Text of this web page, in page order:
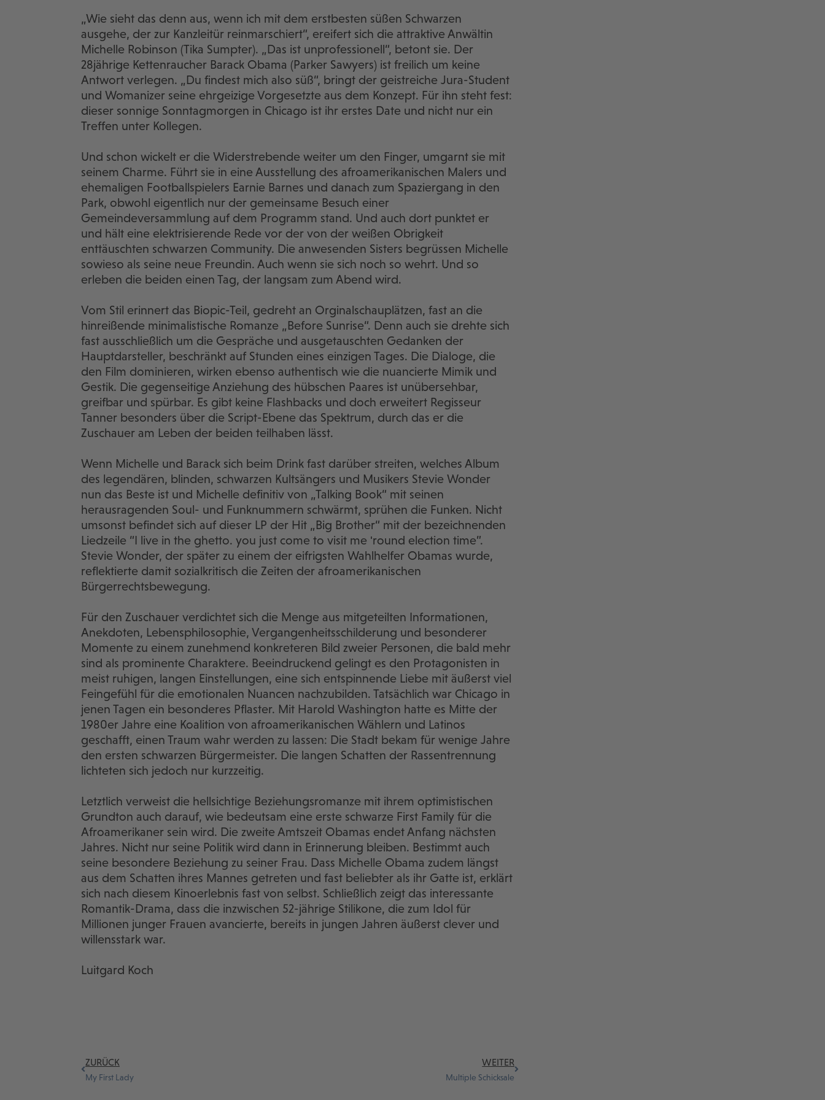
„Wie sieht das denn aus, wenn ich mit dem erstbesten süßen Schwarzen
ausgehe, der zur Kanzleitür reinmarschiert“, ereifert sich die attraktive Anwältin
Michelle Robinson (Tika Sumpter). „Das ist unprofessionell“, betont sie. Der
28jährige Kettenraucher Barack Obama (Parker Sawyers) ist freilich um keine
Antwort verlegen. „Du findest mich also süß“, bringt der geistreiche Jura-Student
und Womanizer seine ehrgeizige Vorgesetzte aus dem Konzept. Für ihn steht fest:
dieser sonnige Sonntagmorgen in Chicago ist ihr erstes Date und nicht nur ein
Treffen unter Kollegen.
Und schon wickelt er die Widerstrebende weiter um den Finger, umgarnt sie mit
seinem Charme. Führt sie in eine Ausstellung des afroamerikanischen Malers und
ehemaligen Footballspielers Earnie Barnes und danach zum Spaziergang in den
Park, obwohl eigentlich nur der gemeinsame Besuch einer
Gemeindeversammlung auf dem Programm stand. Und auch dort punktet er
und hält eine elektrisierende Rede vor der von der weißen Obrigkeit
enttäuschten schwarzen Community. Die anwesenden Sisters begrüssen Michelle
sowieso als seine neue Freundin. Auch wenn sie sich noch so wehrt. Und so
erleben die beiden einen Tag, der langsam zum Abend wird.
Vom Stil erinnert das Biopic-Teil, gedreht an Orginalschauplätzen, fast an die
hinreißende minimalistische Romanze „Before Sunrise“. Denn auch sie drehte sich
fast ausschließlich um die Gespräche und ausgetauschten Gedanken der
Hauptdarsteller, beschränkt auf Stunden eines einzigen Tages. Die Dialoge, die
den Film dominieren, wirken ebenso authentisch wie die nuancierte Mimik und
Gestik. Die gegenseitige Anziehung des hübschen Paares ist unübersehbar,
greifbar und spürbar. Es gibt keine Flashbacks und doch erweitert Regisseur
Tanner besonders über die Script-Ebene das Spektrum, durch das er die
Zuschauer am Leben der beiden teilhaben lässt.
Wenn Michelle und Barack sich beim Drink fast darüber streiten, welches Album
des legendären, blinden, schwarzen Kultsängers und Musikers Stevie Wonder
nun das Beste ist und Michelle definitiv von „Talking Book“ mit seinen
herausragenden Soul- und Funknummern schwärmt, sprühen die Funken. Nicht
umsonst befindet sich auf dieser LP der Hit „Big Brother“ mit der bezeichnenden
Liedzeile “I live in the ghetto. you just come to visit me 'round election time”.
Stevie Wonder, der später zu einem der eifrigsten Wahlhelfer Obamas wurde,
reflektierte damit sozialkritisch die Zeiten der afroamerikanischen
Bürgerrechtsbewegung.
Für den Zuschauer verdichtet sich die Menge aus mitgeteilten Informationen,
Anekdoten, Lebensphilosophie, Vergangenheitsschilderung und besonderer
Momente zu einem zunehmend konkreteren Bild zweier Personen, die bald mehr
sind als prominente Charaktere. Beeindruckend gelingt es den Protagonisten in
meist ruhigen, langen Einstellungen, eine sich entspinnende Liebe mit äußerst viel
Feingefühl für die emotionalen Nuancen nachzubilden. Tatsächlich war Chicago in
jenen Tagen ein besonderes Pflaster. Mit Harold Washington hatte es Mitte der
1980er Jahre eine Koalition von afroamerikanischen Wählern und Latinos
geschafft, einen Traum wahr werden zu lassen: Die Stadt bekam für wenige Jahre
den ersten schwarzen Bürgermeister. Die langen Schatten der Rassentrennung
lichteten sich jedoch nur kurzzeitig.
Letztlich verweist die hellsichtige Beziehungsromanze mit ihrem optimistischen
Grundton auch darauf, wie bedeutsam eine erste schwarze First Family für die
Afroamerikaner sein wird. Die zweite Amtszeit Obamas endet Anfang nächsten
Jahres. Nicht nur seine Politik wird dann in Erinnerung bleiben. Bestimmt auch
seine besondere Beziehung zu seiner Frau. Dass Michelle Obama zudem längst
aus dem Schatten ihres Mannes getreten und fast beliebter als ihr Gatte ist, erklärt
sich nach diesem Kinoerlebnis fast von selbst. Schließlich zeigt das interessante
Romantik-Drama, dass die inzwischen 52-jährige Stilikone, die zum Idol für
Millionen junger Frauen avancierte, bereits in jungen Jahren äußerst clever und
willensstark war.
Luitgard Koch
ZURÜCK
My First Lady
WEITER
Multiple Schicksale